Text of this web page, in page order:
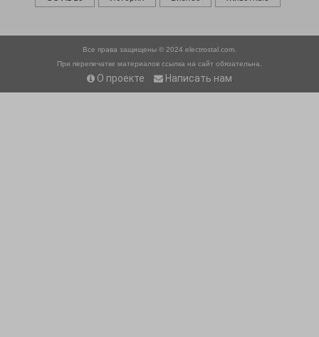
Все права защищены © 2024 electrostal.com.
При перепечатке материалов ссылка на сайт обязательна.
О проекте Написать нам